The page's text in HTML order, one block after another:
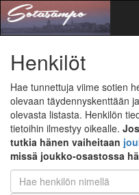
Henkilöt
Hae tunnettuja viime sotien
olevaan täydennyskenttään
olevasta listasta. Henkilön
tietoihin ilmestyy oikealle.
tutkia hänen vaiheitaan
missä joukko-osastossa